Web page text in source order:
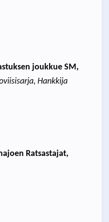
joukkue SM,
Hankkija
Ratsastajat,